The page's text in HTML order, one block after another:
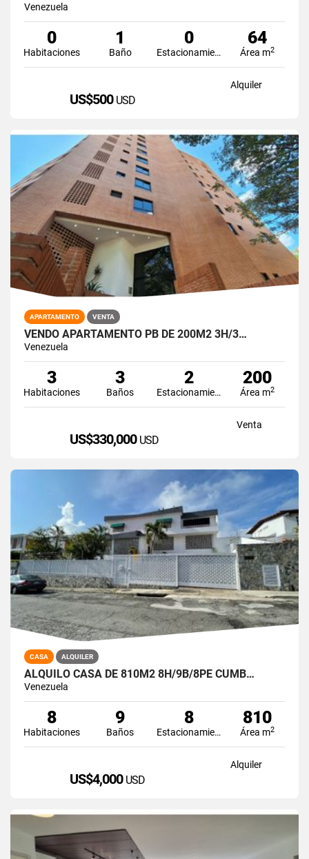
Venezuela
0
Habitaciones
1
Baño
0
Estacionamiento
64
Área m2
Alquiler
US$500 USD
APARTAMENTO VENTA
VENDO APARTAMENTO PB DE 200M2 3H/3…
Venezuela
3
Habitaciones
3
Baños
2
Estacionamiento
200
Área m2
Venta
US$330,000 USD
CASA ALQUILER
ALQUILO CASA DE 810M2 8H/9B/8PE CUMB…
Venezuela
8
Habitaciones
9
Baños
8
Estacionamiento
810
Área m2
Alquiler
US$4,000 USD